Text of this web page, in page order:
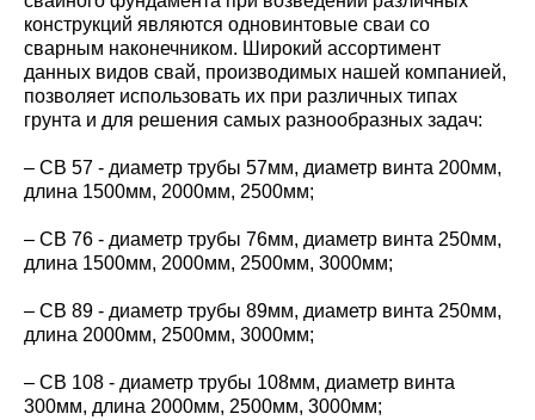
конструкций являются одновинтовые сваи со
сварным наконечником. Широкий ассортимент
данных видов свай, производимых нашей компанией,
позволяет использовать их при различных типах
грунта и для решения самых разнообразных задач:
– СВ 57 - диаметр трубы 57мм, диаметр винта 200мм,
длина 1500мм, 2000мм, 2500мм;
– СВ 76 - диаметр трубы 76мм, диаметр винта 250мм,
длина 1500мм, 2000мм, 2500мм, 3000мм;
– СВ 89 - диаметр трубы 89мм, диаметр винта 250мм,
длина 2000мм, 2500мм, 3000мм;
– СВ 108 - диаметр трубы 108мм, диаметр винта
300мм, длина 2000мм, 2500мм, 3000мм;